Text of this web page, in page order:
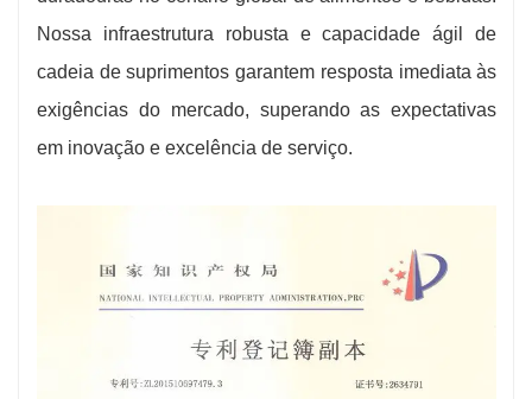
Nossa infraestrutura robusta e capacidade ágil de
cadeia de suprimentos garantem resposta imediata às
exigências do mercado, superando as expectativas
em inovação e excelência de serviço.